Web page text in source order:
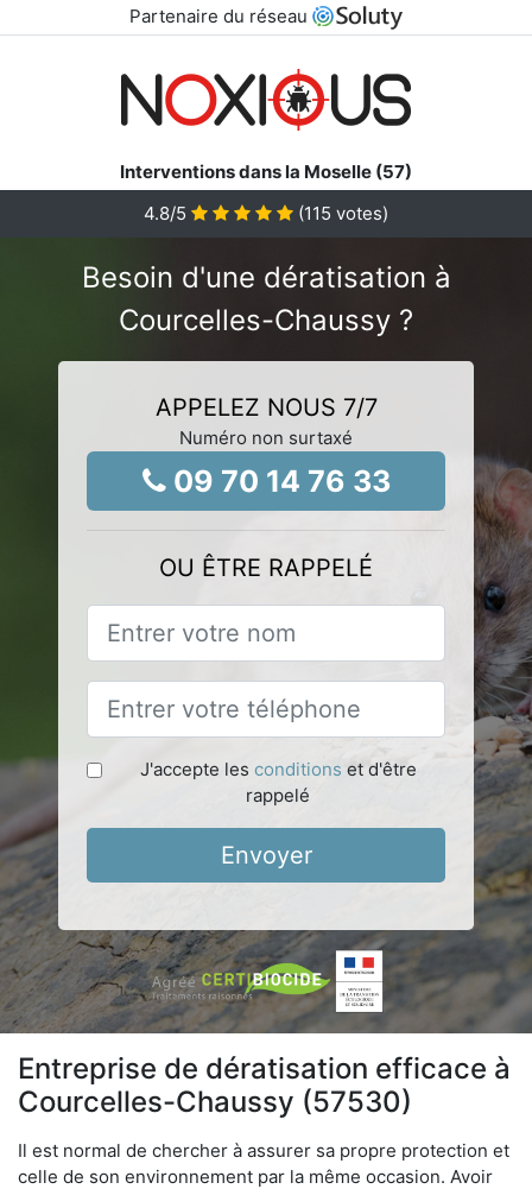
Partenaire du réseau
Interventions dans la Moselle (57)
4.8/5 (115 votes)
Besoin d'une dératisation à
Courcelles-Chaussy ?
APPELEZ NOUS 7/7
Numéro non surtaxé
09 70 14 76 33
OU ÊTRE RAPPELÉ
J'accepte les conditions et d'être
rappelé
Envoyer
Entreprise de dératisation efficace à
Courcelles-Chaussy (57530)
Il est normal de chercher à assurer sa propre protection et
celle de son environnement par la même occasion. Avoir